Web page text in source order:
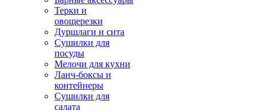
Терки и
овощерезки
Дуршлаги и сита
Сушилки для
посуды
Мелочи для кухни
Ланч-боксы и
контейнеры
Сушилки для
салата